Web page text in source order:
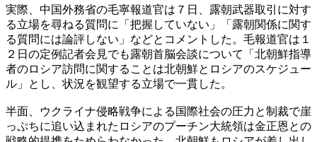
実際、中国外務省の毛寧報道官は７日、露朝武器取引に対す
る立場を尋ねる質問に「把握していない」「露朝関係に関す
る質問には論評しない」などとコメントした。毛報道官は１
２日の定例記者会見でも露朝首脳会談について「北朝鮮指導
者のロシア訪問に関することは北朝鮮とロシアのスケジュー
ル」とし、状況を観望する立場で一貫した。
半面、ウクライナ侵略戦争による国際社会の圧力と制裁で崖
っぷちに追い込まれたロシアのプーチン大統領は金正恩との